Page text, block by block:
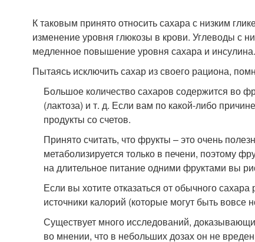
К таковым принято относить сахара с низким
изменение уровня глюкозы в крови. Углеводы с
медленное повышение уровня сахара и инсулина.
Пытаясь исключить сахар из своего рациона,
Большое количество сахаров содержится во
(лактоза) и т. д. Если вам по какой-либо
продукты со счетов.
Принято считать, что фрукты – это очень
метаболизируется только в печени, поэтому
на длительное питание одними фруктами вы
Если вы хотите отказаться от обычного
источники калорий (которые могут быть вовсе
Существует много исследований,
во мнении, что в небольших дозах он не